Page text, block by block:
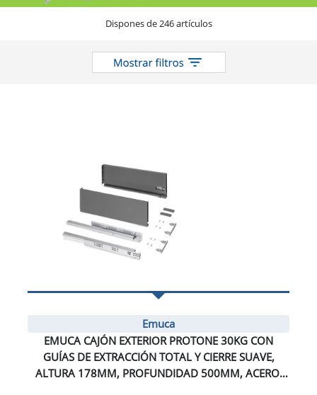
Dispones de 246 artículos
Emuca
EMUCA CAJÓN EXTERIOR PROTONE 30KG CON
GUÍAS DE EXTRACCIÓN TOTAL Y CIERRE SUAVE,
ALTURA 178MM, PROFUNDIDAD 500MM, ACERO,